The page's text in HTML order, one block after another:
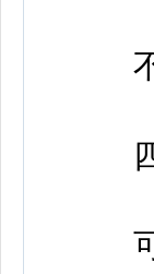
不
四
可